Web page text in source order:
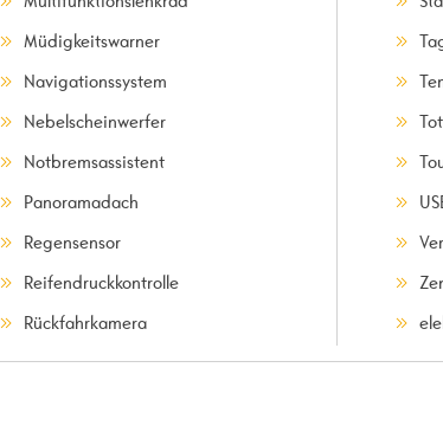
Müdigkeitswarner
Navigationssystem
Nebelscheinwerfer
Notbremsassistent
Panoramadach
Regensensor
Reifendruckkontrolle
Rückfahrkamera